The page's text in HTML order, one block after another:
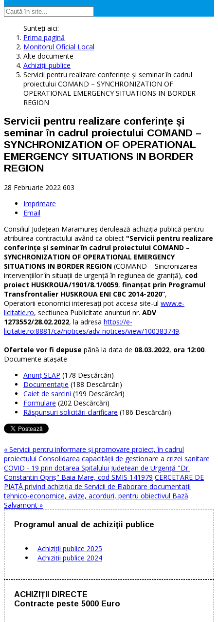
Sunteți aici:
Prima pagină
Monitorul Oficial Local
Alte documente
Achiziţii publice
Servicii pentru realizare conferințe și seminar în cadrul
proiectului COMAND – SYNCHRONIZATION OF
OPERATIONAL EMERGENCY SITUATIONS IN BORDER
REGION
Servicii pentru realizare conferințe și
seminar în cadrul proiectului COMAND –
SYNCHRONIZATION OF OPERATIONAL
EMERGENCY SITUATIONS IN BORDER
REGION
28 Februarie 2022 603
Imprimare
Email
Consiliul Județean Maramureș derulează achiziția publică pentru
atribuirea contractului având ca obiect "Servicii pentru realizare
conferințe și seminar în cadrul proiectului COMAND –
SYNCHRONIZATION OF OPERATIONAL EMERGENCY
SITUATIONS IN BORDER REGION (COMAND – Sincronizarea
intervențiilor în situații de urgență în regiunea de graniță), cod
proiect HUSKROUA/1901/8.1/0059, finanțat prin Programul
Transfrontalier HUSKROUA ENI CBC 2014-2020”,
Operatorii economici interesați pot accesa site-ul www.e-
licitatie.ro, sectiunea Publicitate anunturi nr. ADV
1273552/28.02.2022, la adresa https://e-
licitatie.ro:8881/ca/notices/adv-notices/view/100383749.
Ofertele vor fi depuse până la data de 08.03.2022, ora 12:00.
Documente ataşate
Anunț SEAP (178 Descărcări)
Documentație (188 Descărcări)
Caiet de sarcini (199 Descărcări)
Formulare (202 Descărcări)
Răspunsuri solicitări clarificare (186 Descărcări)
« Servicii pentru informare și promovare proiect, în cadrul
proiectului Consolidarea capacității de gestionare a crizei sanitare
COVID - 19 prin dotarea Spitalului Județean de Urgență "Dr.
Constantin Opriș" Baia Mare, cod SMIS 141979 CERCETARE DE
PIAȚĂ privind achiziția de Servicii de Elaborare documentații
tehnico-economice, avize, acorduri, pentru obiectivul Bază
Salvamont »
Programul anual de achiziţii publice
Achiziţii publice 2025
Achiziţii publice 2024
ACHIZIȚII DIRECTE
Contracte peste 5000 Euro